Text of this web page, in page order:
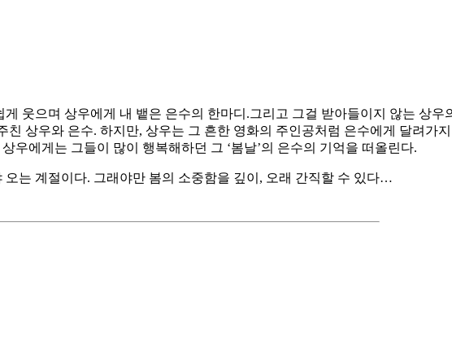
웃으며 상우에게 내 뱉은 은수의 한마디.그리고 그걸 받아들이지 않는 상
친 상우와 은수. 하지만, 상우는 그 흔한 영화의 주인공처럼 은수에게 달려가
우에게는 그들이 많이 행복해하던 그 ‘봄날’의 은수의 기억을 떠올린다.
는 계절이다. 그래야만 봄의 소중함을 깊이, 오래 간직할 수 있다…